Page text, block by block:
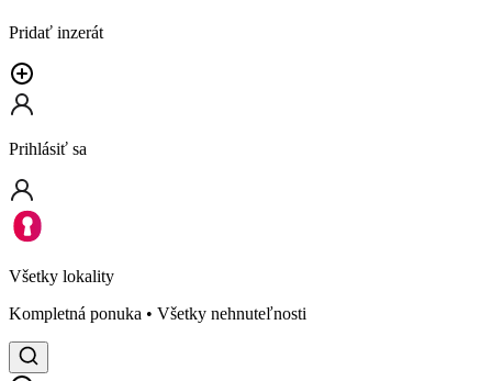
Pridať inzerát
Prihlásiť sa
Všetky lokality
Kompletná ponuka • Všetky nehnuteľnosti